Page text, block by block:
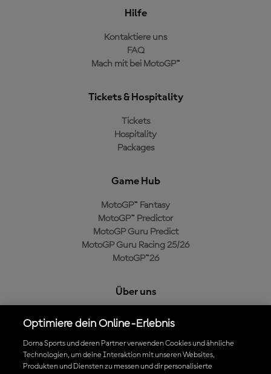
Hilfe
Kontaktiere uns
FAQ
Mach mit bei MotoGP™
Tickets & Hospitality
Tickets
Hospitality
Packages
Game Hub
MotoGP™ Fantasy
MotoGP™ Predictor
MotoGP Guru Predict
MotoGP Guru Racing 25/26
MotoGP™26
Über uns
Cookie-Richtlinien
Geschäftsbedingungen
Datenschutzrichtlinien
Kaufrichtlinie
Optimiere dein Online-Erlebnis
Dorna Sports und deren Partner verwenden Cookies und ähnliche
Technologien, um deine Interaktion mit unseren Websites,
Produkten und Diensten zu messen und dir personalisierte